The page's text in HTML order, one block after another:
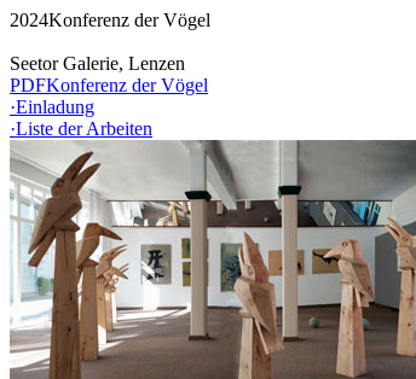
2024Konferenz der Vögel
Seetor Galerie, Lenzen
PDFKonferenz der Vögel
·Einladung
·Liste der Arbeiten